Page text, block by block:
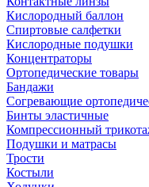
Кислородный баллон
Спиртовые салфетки
Кислородные подушки
Концентраторы
Ортопедические товары
Бандажи
Согревающие
Бинты эластичные
Компрессионный
Подушки и матрасы
Трости
Костыли